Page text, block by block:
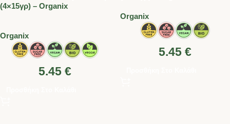
(4×15γρ) – Organix
Organix
5.45 €
Organix
5.45 €